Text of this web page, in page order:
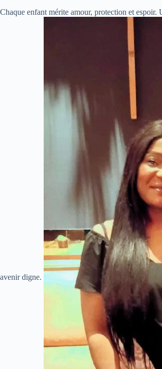
Chaque enfant mérite amour, protection et
avenir digne.